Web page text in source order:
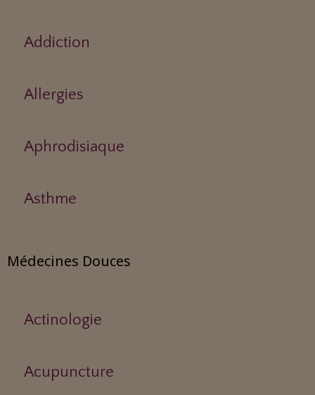
Addiction
Allergies
Aphrodisiaque
Asthme
Médecines Douces
Actinologie
Acupuncture